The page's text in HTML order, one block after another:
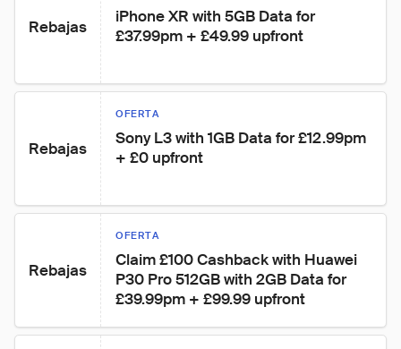
Rebajas
iPhone XR with 5GB Data for
£37.99pm + £49.99 upfront
Rebajas
OFERTA
Sony L3 with 1GB Data for £12.99pm
+ £0 upfront
Rebajas
OFERTA
Claim £100 Cashback with Huawei
P30 Pro 512GB with 2GB Data for
£39.99pm + £99.99 upfront